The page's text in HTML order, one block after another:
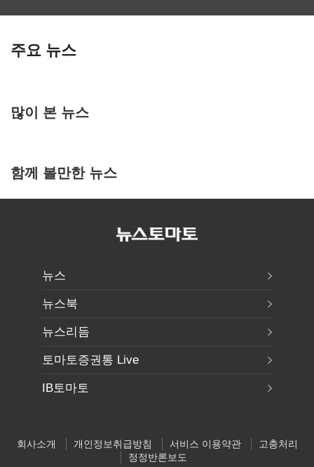
주요 뉴스
많이 본 뉴스
함께 볼만한 뉴스
뉴스
뉴스북
뉴스리듬
토마토증권통 Live
IB토마토
회사소개 개인정보취급방침 서비스 이용약관
고충처리
정정반론보도